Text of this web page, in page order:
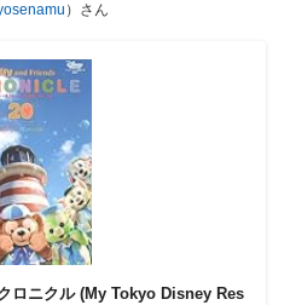
）さん
ロニクル (My Tokyo Disney Res